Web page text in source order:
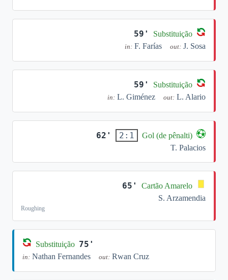
59' Substituição
in: F. Farías out: J. Sosa
59' Substituição
in: L. Giménez out: L. Alario
62' 2:1
Gol (de pênalti)
T. Palacios
65'
Cartão Amarelo
S. Arzamendia
Roughing
Substituição 75'
in: Nathan Fernandes out: Rwan Cruz